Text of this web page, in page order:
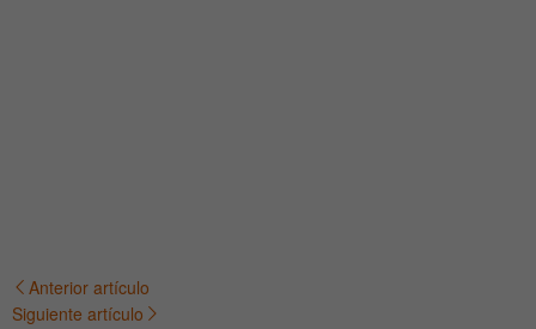
Navegación
Anterior artículo
Siguiente artículo